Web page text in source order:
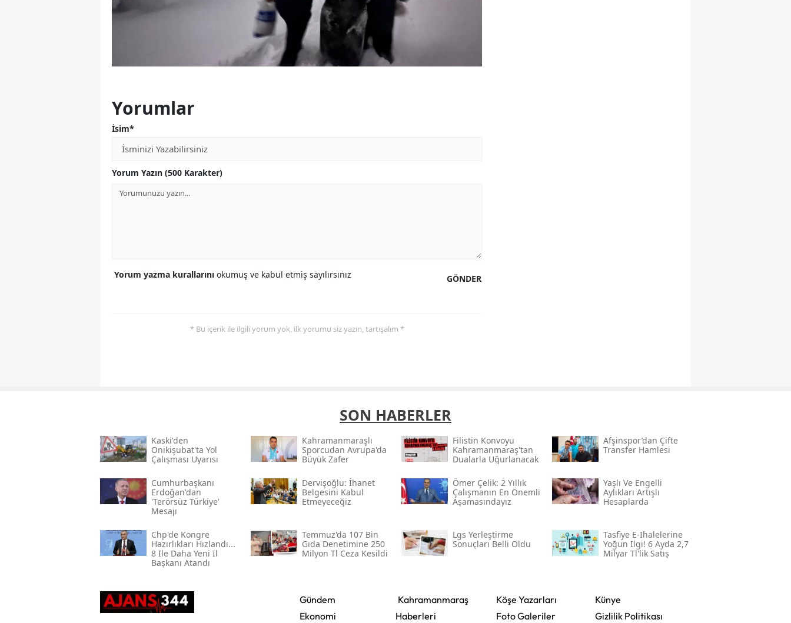
Yorumlar
İsim*
Yorum Yazın (500 Karakter)
GÖNDER
Yorum yazma kurallarını okumuş ve kabul etmiş sayılırsınız
* Bu içerik ile ilgili yorum yok, ilk yorumu siz yazın, tartışalım *
SON HABERLER
Kaski̇'den
Onikişubat'ta Yol
Çalışması Uyarısı
Kahramanmaraşlı
Sporcudan Avrupa'da
Büyük Zafer
Filistin Konvoyu
Kahramanmaraş'tan
Dualarla Uğurlanacak
Afşinspor’dan Çifte
Transfer Hamlesi
Cumhurbaşkanı
Erdoğan'dan
'terörsüz Türkiye'
Mesajı
Dervişoğlu: İhanet
Belgesini Kabul
Etmeyeceğiz
Ömer Çelik: 2 Yıllık
Çalışmanın En Önemli
Aşamasındayız
Yaşlı Ve Engelli
Aylıkları Artışlı
Hesaplarda
Chp'de Kongre
Hazırlıkları Hızlandı...
8 Ile Daha Yeni Il
Başkanı Atandı
Temmuz'da 107 Bin
Gıda Denetimine 250
Milyon Tl Ceza Kesildi
Lgs Yerleştirme
Sonuçları Belli Oldu
Tasfiye E-Ihalelerine
Yoğun Ilgi! 6 Ayda 2,7
Milyar Tl'lik Satış
Gündem
Ekonomi
Kahramanmaraş
Haberleri
Köşe Yazarları
Foto Galeriler
Künye
Gizlilik Politikası